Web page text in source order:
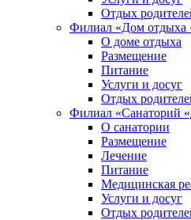
Отдых
Филиал «Дом отдыха
О доме отдыха
Размещение
Питание
Услуги и досуг
Отдых
Филиал «Санаторий
О санатории
Размещение
Лечение
Питание
Медицинская
Услуги и досуг
Отдых